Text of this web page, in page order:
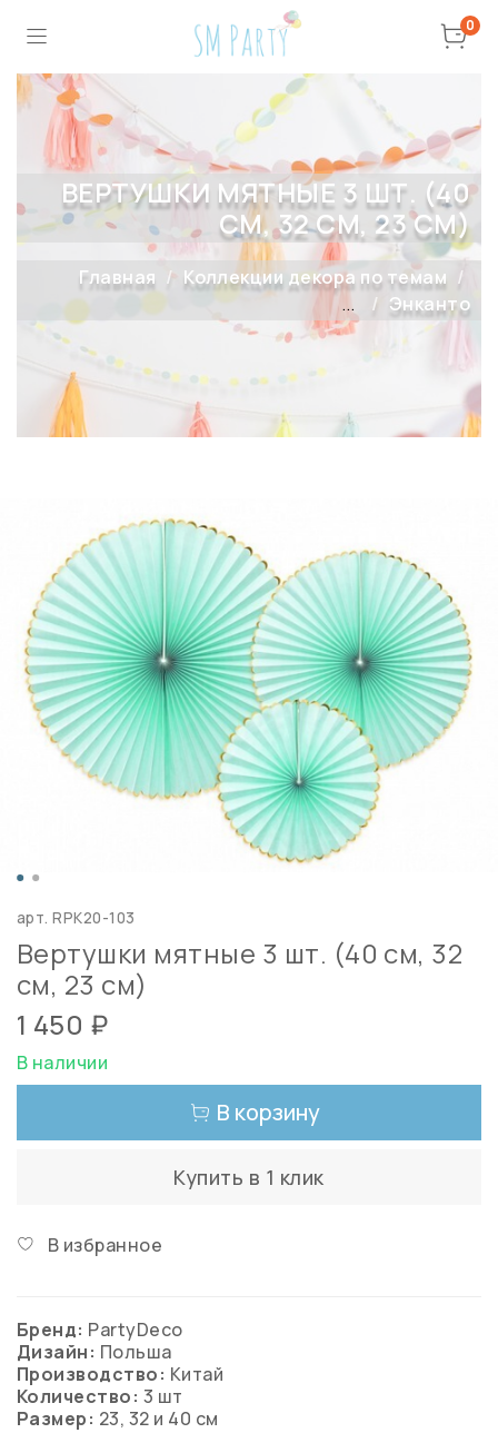
0
ВЕРТУШКИ МЯТНЫЕ 3 ШТ. (40
СМ, 32 СМ, 23 СМ)
Главная
Коллекции декора по темам
...
Энканто
арт.RPK20-103
Вертушки мятные 3 шт. (40 см, 32
см, 23 см)
1 450 ₽
В наличии
В корзину
Купить в 1 клик
В избранное
Бренд: PartyDeco
Дизайн: Польша
Производство: Китай
Количество: 3 шт
Размер: 23, 32 и 40 см